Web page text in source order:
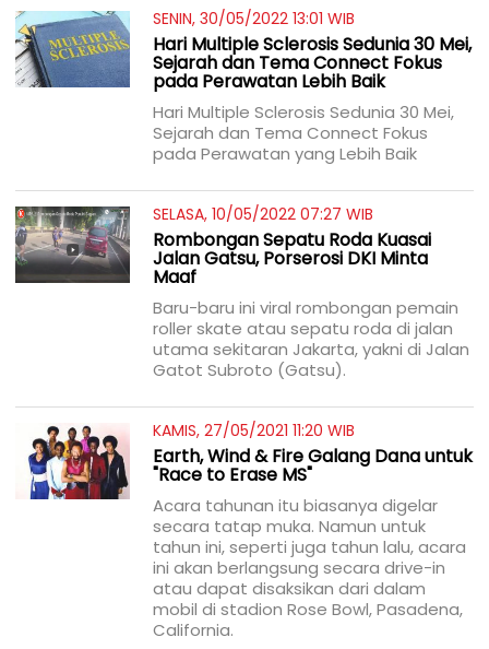
SENIN, 30/05/2022 13:01 WIB
Hari Multiple Sclerosis Sedunia 30 Mei,
Sejarah dan Tema Connect Fokus
pada Perawatan Lebih Baik
Hari Multiple Sclerosis Sedunia 30 Mei,
Sejarah dan Tema Connect Fokus
pada Perawatan yang Lebih Baik
SELASA, 10/05/2022 07:27 WIB
Rombongan Sepatu Roda Kuasai
Jalan Gatsu, Porserosi DKI Minta
Maaf
Baru-baru ini viral rombongan pemain
roller skate atau sepatu roda di jalan
utama sekitaran Jakarta, yakni di Jalan
Gatot Subroto (Gatsu).
KAMIS, 27/05/2021 11:20 WIB
Earth, Wind & Fire Galang Dana untuk
"Race to Erase MS"
Acara tahunan itu biasanya digelar
secara tatap muka. Namun untuk
tahun ini, seperti juga tahun lalu, acara
ini akan berlangsung secara drive-in
atau dapat disaksikan dari dalam
mobil di stadion Rose Bowl, Pasadena,
California.